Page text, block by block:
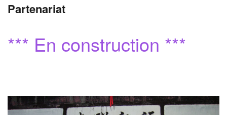
Partenariat
*** En construction ***